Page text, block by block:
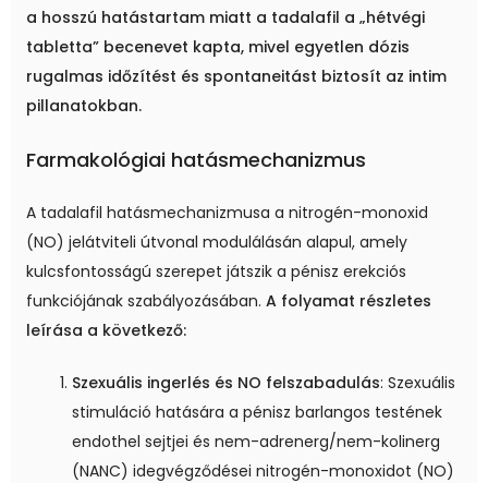
a hosszú hatástartam miatt a tadalafil a „hétvégi
tabletta” becenevet kapta, mivel egyetlen dózis
rugalmas időzítést és spontaneitást biztosít az intim
pillanatokban.
Farmakológiai hatásmechanizmus
A tadalafil hatásmechanizmusa a nitrogén-monoxid
(NO) jelátviteli útvonal modulálásán alapul, amely
kulcsfontosságú szerepet játszik a pénisz erekciós
funkciójának szabályozásában. A folyamat részletes
leírása a következő:
Szexuális ingerlés és NO felszabadulás: Szexuális
stimuláció hatására a pénisz barlangos testének
endothel sejtjei és nem-adrenerg/nem-kolinerg
(NANC) idegvégződései nitrogén-monoxidot (NO)